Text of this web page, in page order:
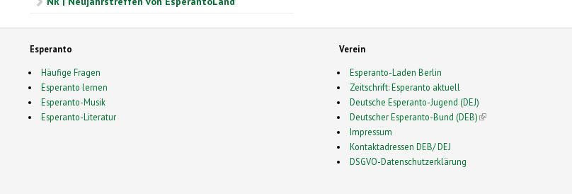
Esperanto
Häufige Fragen
Esperanto lernen
Esperanto-Musik
Esperanto-Literatur
Verein
Esperanto-Laden Berlin
Zeitschrift: Esperanto aktuell
Deutsche Esperanto-Jugend (DEJ)
Deutscher Esperanto-Bund (DEB)(link is external)
Impressum
Kontaktadressen DEB/ DEJ
DSGVO-Datenschutzerklärung